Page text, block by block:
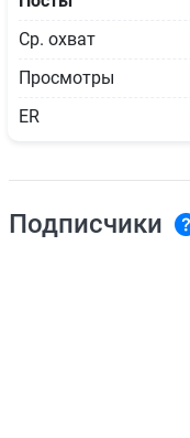
Ср. охват
Просмотры
ER
Подписчики